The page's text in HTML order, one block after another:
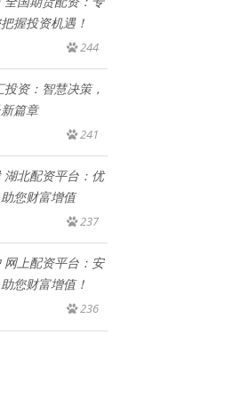
握投资机遇！
244
资：智慧决策，
篇章
241
湖北配资平台：优
您财富增值
237
网上配资平台：安
您财富增值！
236